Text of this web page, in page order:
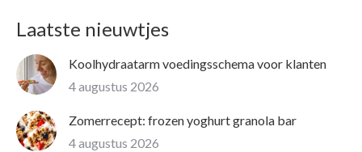
Laatste nieuwtjes
Koolhydraatarm voedingsschema voor klanten
4 augustus 2026
Zomerrecept: frozen yoghurt granola bar
4 augustus 2026